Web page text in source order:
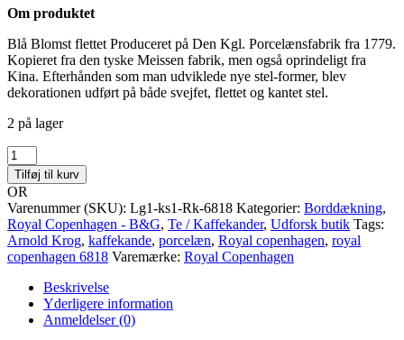
Om produktet
Blå Blomst flettet Produceret på Den Kgl. Porcelænsfabrik fra 1779.
Kopieret fra den tyske Meissen fabrik, men også oprindeligt fra
Kina. Efterhånden som man udviklede nye stel-former, blev
dekorationen udført på både svejfet, flettet og kantet stel.
2 på lager
Blå
blomst
flettet
kaffekande
nr.
6818
Royal
Copenhagen
antal
Tilføj til kurv
OR
Varenummer (SKU): Lg1-ks1-Rk-6818 Kategorier: Borddækning,
Royal Copenhagen - B&G, Te / Kaffekander, Udforsk butik Tags:
Arnold Krog, kaffekande, porcelæn, Royal copenhagen, royal
copenhagen 6818 Varemærke: Royal Copenhagen
Beskrivelse
Yderligere information
Anmeldelser (0)